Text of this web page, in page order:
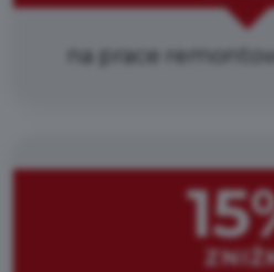
na prace